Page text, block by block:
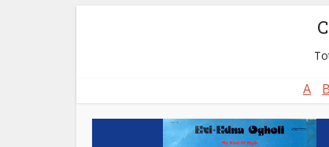
A B